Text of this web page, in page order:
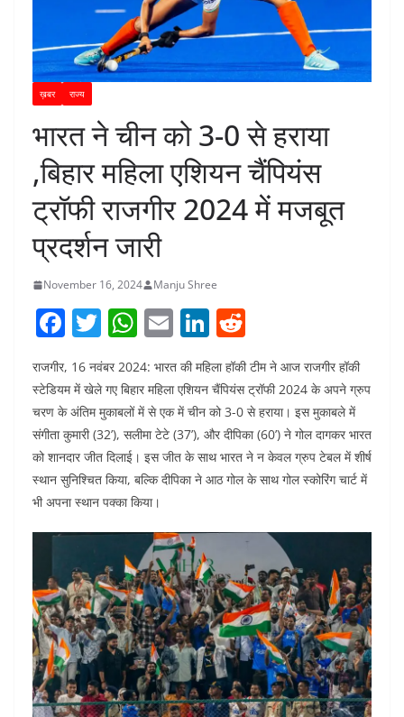
ख़बर राज्य
भारत ने चीन को 3-0 से हराया
,बिहार महिला एशियन चैंपियंस
ट्रॉफी राजगीर 2024 में मजबूत
प्रदर्शन जारी
November 16, 2024 Manju Shree
F
c
e
b
o
o
k
T
w
itt
er
W
at
s
A
p
p
E
m
ai
l
Li
k
e
dI
n
e
d
di
t
राजगीर, 16 नवंबर 2024: भारत की महिला हॉकी टीम ने आज राजगीर हॉकी
स्टेडियम में खेले गए बिहार महिला एशियन चैंपियंस ट्रॉफी 2024 के अपने ग्रुप
चरण के अंतिम मुकाबलों में से एक में चीन को 3-0 से हराया। इस मुकाबले में
संगीता कुमारी (32’), सलीमा टेटे (37’), और दीपिका (60’) ने गोल दागकर भारत
को शानदार जीत दिलाई। इस जीत के साथ भारत ने न केवल ग्रुप टेबल में शीर्ष
स्थान सुनिश्चित किया, बल्कि दीपिका ने आठ गोल के साथ गोल स्कोरिंग चार्ट में
भी अपना स्थान पक्का किया।